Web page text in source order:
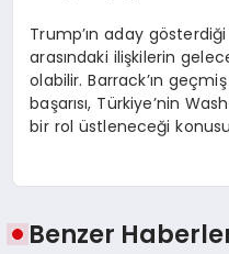
Trump’ın aday
arasındaki ilişkilerin
olabilir. Barrack’ın
başarısı, Türkiye’nin
bir rol üstleneceği
Benzer